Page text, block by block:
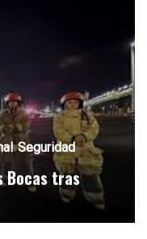
Seguridad
Bocas tras